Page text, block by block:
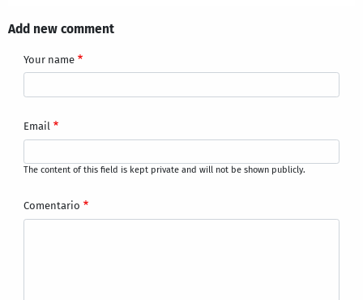
Add new comment
Your name
Email
The content of this field is kept private and will not be shown publicly.
Comentario